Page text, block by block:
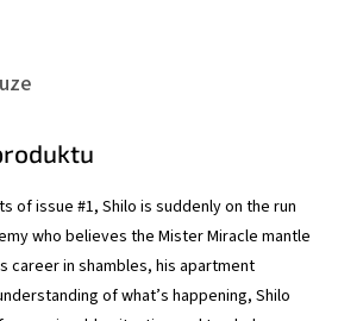
of issue #1, Shilo is suddenly on the run
who believes the Mister Miracle mantle
career in shambles, his apartment
of what’s happening, Shilo